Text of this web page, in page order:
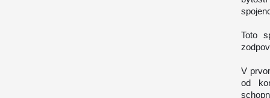
Toto
V
od